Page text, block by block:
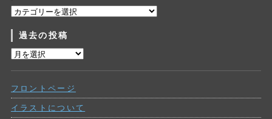
カ
ゴ
リ
ー
過去の投稿
過
投
稿
フロントページ
イラストについて